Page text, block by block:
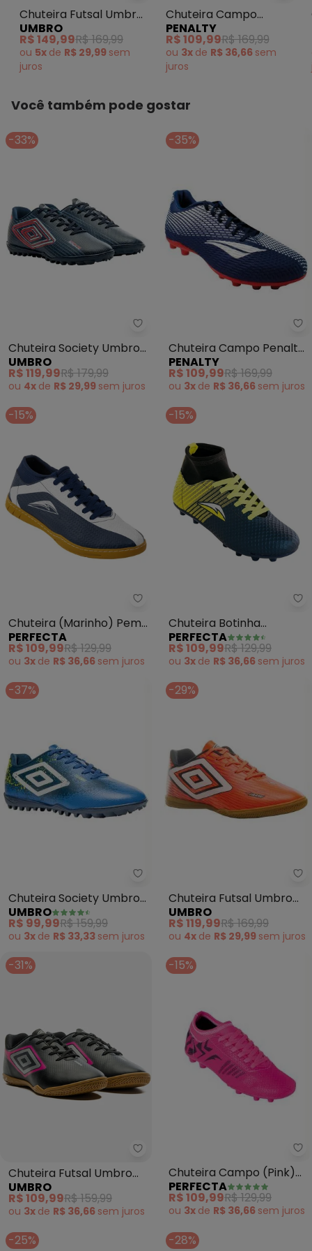
Chuteira Futsal Umbro
Invictus (Azul)
UMBRO
R$ 149,99R$ 169,99
ou 5x de R$ 29,99 sem
juros
Chuteira Campo
Penalty Líder
(Marinho)
PENALTY
R$ 109,99R$ 169,99
ou 3x de R$ 36,66 sem
juros
Você também pode gostar
-33%
Umbro - Chuteira Society
Chuteira Society Umbro
Arcade (Marinho)
UMBRO
R$ 119,99R$ 179,99
ou 4x de R$ 29,99 sem juros
-35%
Chuteira Campo Penalty
Líder (Marinho)
PENALTY
R$ 109,99R$ 169,99
ou 3x de R$ 36,66 sem juros
-15%
Perfecta - Chuteira (Marinho)
Chuteira (Marinho) Pem
Sintético
PERFECTA
R$ 109,99R$ 129,99
ou 3x de R$ 36,66 sem juros
-15%
Chuteira Botinha
(Marinho e Amarelo)
para Campo
PERFECTA
R$ 109,99R$ 129,99
ou 3x de R$ 36,66 sem juros
-37%
Umbro - Chuteira Society
Chuteira Society Umbro
Cosmic (Azul)
UMBRO
R$ 99,99R$ 159,99
ou 3x de R$ 33,33 sem juros
-29%
Chuteira Futsal Umbro
Frame
(Flúor/Branco/Preto)
UMBRO
R$ 119,99R$ 169,99
ou 4x de R$ 29,99 sem juros
-31%
Umbro - Chuteira Futsal
Chuteira Futsal Umbro
Cannon (Preto)
UMBRO
R$ 109,99R$ 159,99
ou 3x de R$ 36,66 sem juros
-15%
Chuteira Campo (Pink)
Modelo Botinha
PERFECTA
R$ 109,99R$ 129,99
ou 3x de R$ 36,66 sem juros
-25% -28%